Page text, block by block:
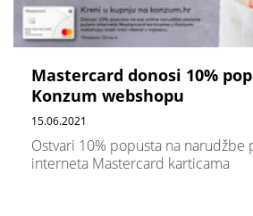
Mastercard donosi 10%
Konzum webshopu
15.06.2021
Ostvari 10% popusta na narudžbe
interneta Mastercard karticama